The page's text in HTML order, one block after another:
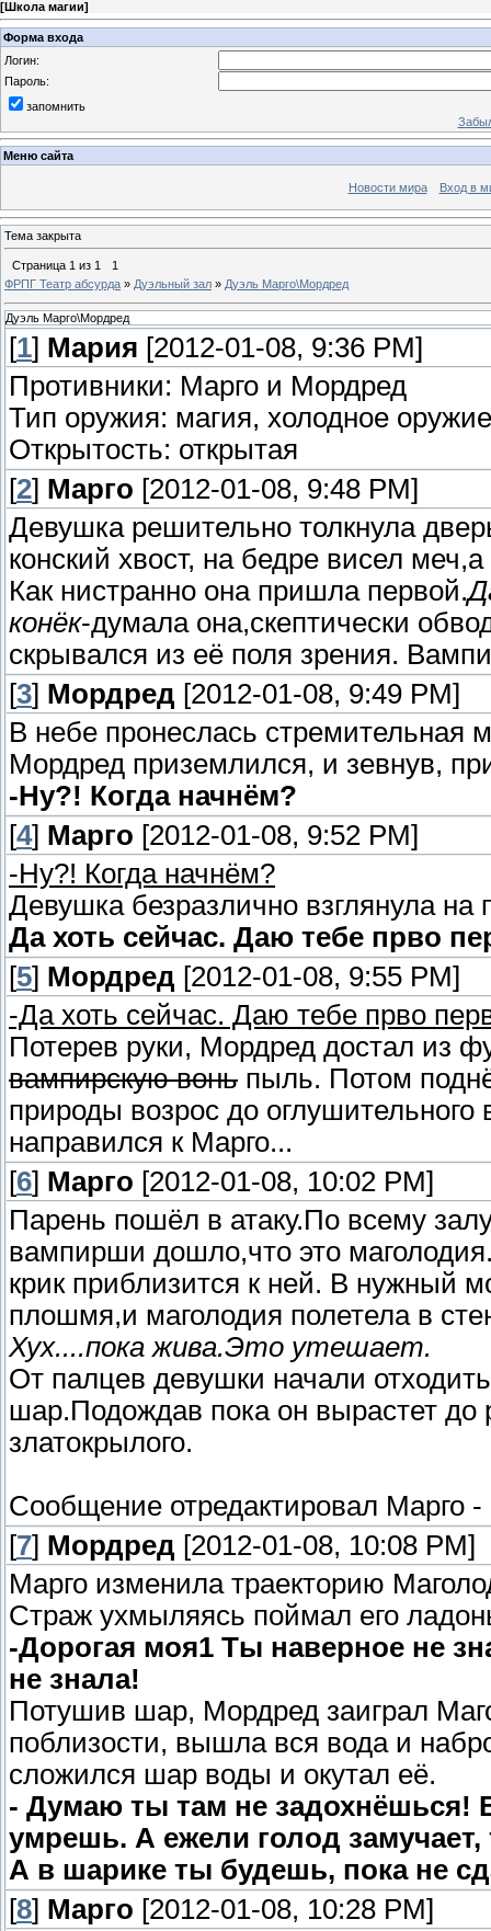
[Школа магии]
Форма входа
Логин:
Пароль:
запомнить
Меню сайта
Новости мира Вход в
Тема закрыта
Страница 1 из 1
1
ФРПГ Театр абсурда » Дуэльный зал » Дуэль Марго\Мордред
Дуэль Марго\Мордред
[1] Мария [2012-01-08, 9:36 PM]
Противники: Марго и Мордред
Тип оружия: магия, холодное оружие
Открытость: открытая
[2] Марго [2012-01-08, 9:48 PM]
Девушка решительно толкнула
конский хвост, на бедре висел
Как нистранно она пришла первой.
конёк-думала она,скептически
скрывался из её поля зрения.
[3] Мордред [2012-01-08, 9:49 PM]
В небе пронеслась стремительная
Мордред приземлился, и зевнув,
-Ну?! Когда начнём?
[4] Марго [2012-01-08, 9:52 PM]
-Ну?! Когда начнём?
Девушка безразлично взглянула на
Да хоть сейчас. Даю тебе прво
[5] Мордред [2012-01-08, 9:55 PM]
-Да хоть сейчас. Даю тебе прво
Потерев руки, Мордред достал из
вампирскую вонь пыль. Потом
природы возрос до оглушительного
направился к Марго...
[6] Марго [2012-01-08, 10:02 PM]
Парень пошёл в атаку.По всему
вампирши дошло,что это
крик приблизится к ней. В нужный
плошмя,и маголодия полетела в
Хух....пока жива.Это утешает.
От палцев девушки начали
шар.Подождав пока он вырастет до
златокрылого.
Сообщение отредактировал Марго -
[7] Мордред [2012-01-08, 10:08 PM]
Марго изменила траекторию
Страж ухмыляясь поймал его
-Дорогая моя1 Ты наверное не
не знала!
Потушив шар, Мордред заиграл
поблизости, вышла вся вода и
сложился шар воды и окутал её.
- Думаю ты там не
умрешь. А ежели голод замучает,
А в шарике ты будешь, пока не
[8] Марго [2012-01-08, 10:28 PM]